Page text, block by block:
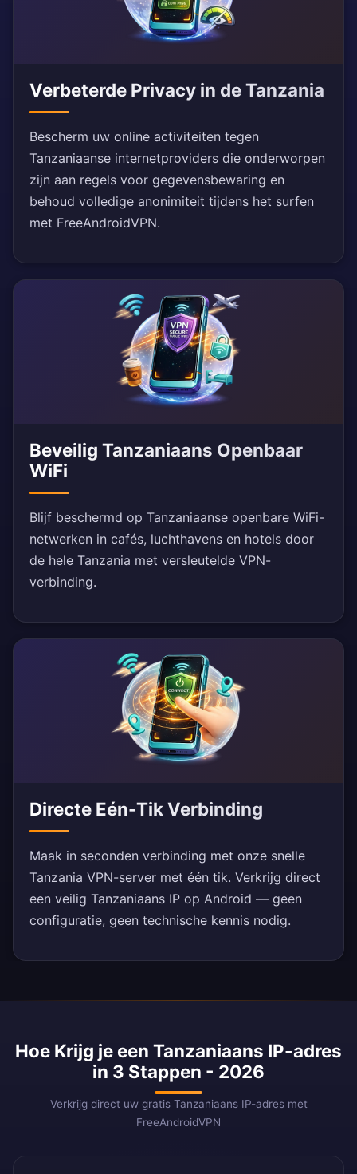
Verbeterde Privacy in de Tanzania
Bescherm uw online activiteiten tegen
Tanzaniaanse internetproviders die onderworpen
zijn aan regels voor gegevensbewaring en
behoud volledige anonimiteit tijdens het surfen
met FreeAndroidVPN.
Beveilig Tanzaniaans Openbaar
WiFi
Blijf beschermd op Tanzaniaanse openbare WiFi-
netwerken in cafés, luchthavens en hotels door
de hele Tanzania met versleutelde VPN-
verbinding.
Directe Eén-Tik Verbinding
Maak in seconden verbinding met onze snelle
Tanzania VPN-server met één tik. Verkrijg direct
een veilig Tanzaniaans IP op Android — geen
configuratie, geen technische kennis nodig.
Hoe Krijg je een Tanzaniaans IP-adres
in 3 Stappen - 2026
Verkrijg direct uw gratis Tanzaniaans IP-adres met
FreeAndroidVPN